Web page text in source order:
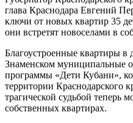
глава Краснодара Евгений
ключи от новых квартир 35
они встретят новоселами в
Благоустроенные квартиры в
Знаменском муниципальные
программы «Дети Кубани»,
территории Краснодарского
трагической судьбой теперь
собственных квартирах.